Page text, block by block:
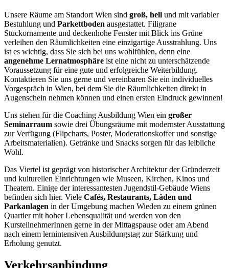
Unsere Räume am Standort Wien sind groß, hell und mit variabler
Bestuhlung und Parkettboden ausgestattet. Filigrane
Stuckornamente und deckenhohe Fenster mit Blick ins Grüne
verleihen den Räumlichkeiten eine einzigartige Ausstrahlung. Uns
ist es wichtig, dass Sie sich bei uns wohlfühlen, denn eine
angenehme Lernatmosphäre ist eine nicht zu unterschätzende
Voraussetzung für eine gute und erfolgreiche Weiterbildung.
Kontaktieren Sie uns gerne und vereinbaren Sie ein individuelles
Vorgespräch in Wien, bei dem Sie die Räumlichkeiten direkt in
Augenschein nehmen können und einen ersten Eindruck gewinnen!
Uns stehen für die Coaching Ausbildung Wien ein großer
Seminarraum sowie drei Übungsräume mit modernster Ausstattung
zur Verfügung (Flipcharts, Poster, Moderationskoffer und sonstige
Arbeitsmaterialien). Getränke und Snacks sorgen für das leibliche
Wohl.
Das Viertel ist geprägt von historischer Architektur der Gründerzeit
und kulturellen Einrichtungen wie Museen, Kirchen, Kinos und
Theatern. Einige der interessantesten Jugendstil-Gebäude Wiens
befinden sich hier. Viele Cafés, Restaurants, Läden und
Parkanlagen in der Umgebung machen Wieden zu einem grünen
Quartier mit hoher Lebensqualität und werden von den
KursteilnehmerInnen gerne in der Mittagspause oder am Abend
nach einem lernintensiven Ausbildungstag zur Stärkung und
Erholung genutzt.
Verkehrsanbindung